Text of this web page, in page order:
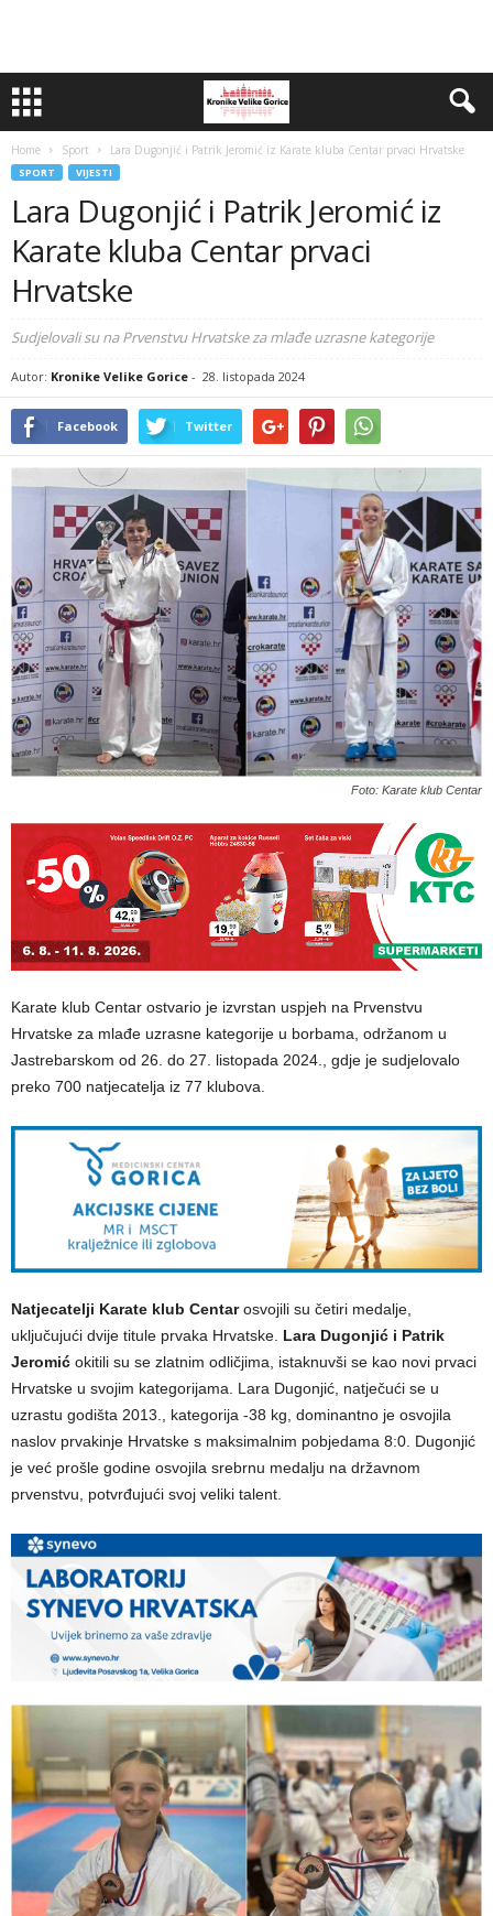
Home Sport Lara Dugonjić i Patrik Jeromić iz Karate kluba Centar prvaci Hrvatske
SPORT VIJESTI
Lara Dugonjić i Patrik Jeromić iz
Karate kluba Centar prvaci
Hrvatske
Sudjelovali su na Prvenstvu Hrvatske za mlađe uzrasne kategorije
Autor: Kronike Velike Gorice - 28. listopada 2024
Facebook Twitter
Foto: Karate klub Centar
Karate klub Centar ostvario je izvrstan uspjeh na Prvenstvu
Hrvatske za mlađe uzrasne kategorije u borbama, održanom u
Jastrebarskom od 26. do 27. listopada 2024., gdje je sudjelovalo
preko 700 natjecatelja iz 77 klubova.
Natjecatelji Karate klub Centarosvojili su četiri medalje,
uključujući dvije titule prvaka Hrvatske. Lara Dugonjić i Patrik
Jeromić okitili su se zlatnim odličjima, istaknuvši se kao novi prvaci
Hrvatske u svojim kategorijama. Lara Dugonjić, natječući se u
uzrastu godišta 2013., kategorija -38 kg, dominantno je osvojila
naslov prvakinje Hrvatske s maksimalnim pobjedama 8:0. Dugonjić
je već prošle godine osvojila srebrnu medalju na državnom
prvenstvu, potvrđujući svoj veliki talent.